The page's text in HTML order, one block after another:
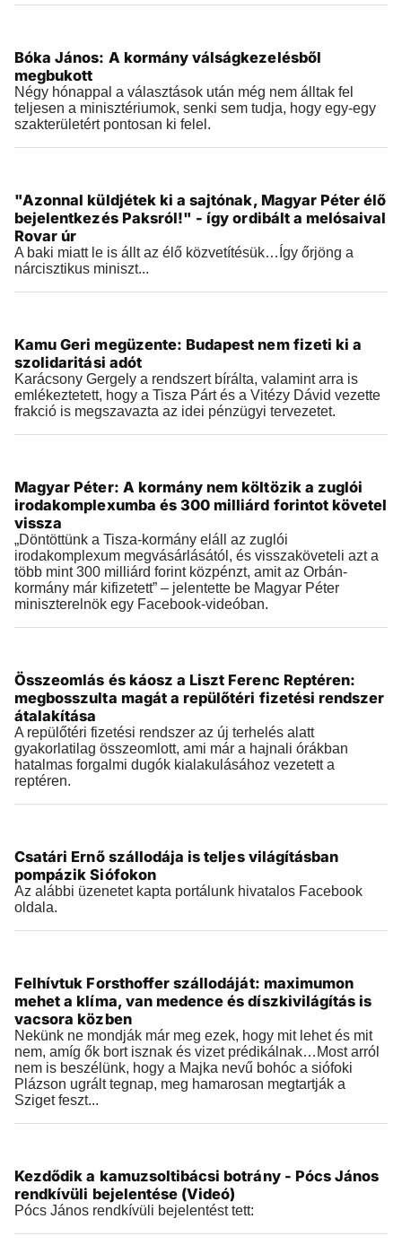
2026.08.04 |21:36
Bóka János: A kormány válságkezelésből
megbukott
Négy hónappal a választások után még nem álltak fel
teljesen a minisztériumok, senki sem tudja, hogy egy-egy
szakterületért pontosan ki felel.
2026.08.04 |14:34
"Azonnal küldjétek ki a sajtónak, Magyar Péter élő
bejelentkezés Paksról!" - így ordibált a melósaival
Rovar úr
A baki miatt le is állt az élő közvetítésük…Így őrjöng a
nárcisztikus miniszt...
2026.08.03 | 20:01
Kamu Geri megüzente: Budapest nem fizeti ki a
szolidaritási adót
Karácsony Gergely a rendszert bírálta, valamint arra is
emlékeztetett, hogy a Tisza Párt és a Vitézy Dávid vezette
frakció is megszavazta az idei pénzügyi tervezetet.
2026.08.03 |17:54
Magyar Péter: A kormány nem költözik a zuglói
irodakomplexumba és 300 milliárd forintot követel
vissza
„Döntöttünk a Tisza-kormány eláll az zuglói
irodakomplexum megvásárlásától, és visszaköveteli azt a
több mint 300 milliárd forint közpénzt, amit az Orbán-
kormány már kifizetett” – jelentette be Magyar Péter
miniszterelnök egy Facebook-videóban.
2026.08.03 |11:24
Összeomlás és káosz a Liszt Ferenc Reptéren:
megbosszulta magát a repülőtéri fizetési rendszer
átalakítása
A repülőtéri fizetési rendszer az új terhelés alatt
gyakorlatilag összeomlott, ami már a hajnali órákban
hatalmas forgalmi dugók kialakulásához vezetett a
reptéren.
2026.08.02 |15:40
Csatári Ernő szállodája is teljes világításban
pompázik Siófokon
Az alábbi üzenetet kapta portálunk hivatalos Facebook
oldala.
2026.08.02 | 12:54
Felhívtuk Forsthoffer szállodáját: maximumon
mehet a klíma, van medence és díszkivilágítás is
vacsora közben
Nekünk ne mondják már meg ezek, hogy mit lehet és mit
nem, amíg ők bort isznak és vizet prédikálnak…Most arról
nem is beszélünk, hogy a Majka nevű bohóc a siófoki
Plázson ugrált tegnap, meg hamarosan megtartják a
Sziget feszt...
2026.07.30 | 18:39
Kezdődik a kamuzsoltibácsi botrány - Pócs János
rendkívüli bejelentése (Videó)
Pócs János rendkívüli bejelentést tett: